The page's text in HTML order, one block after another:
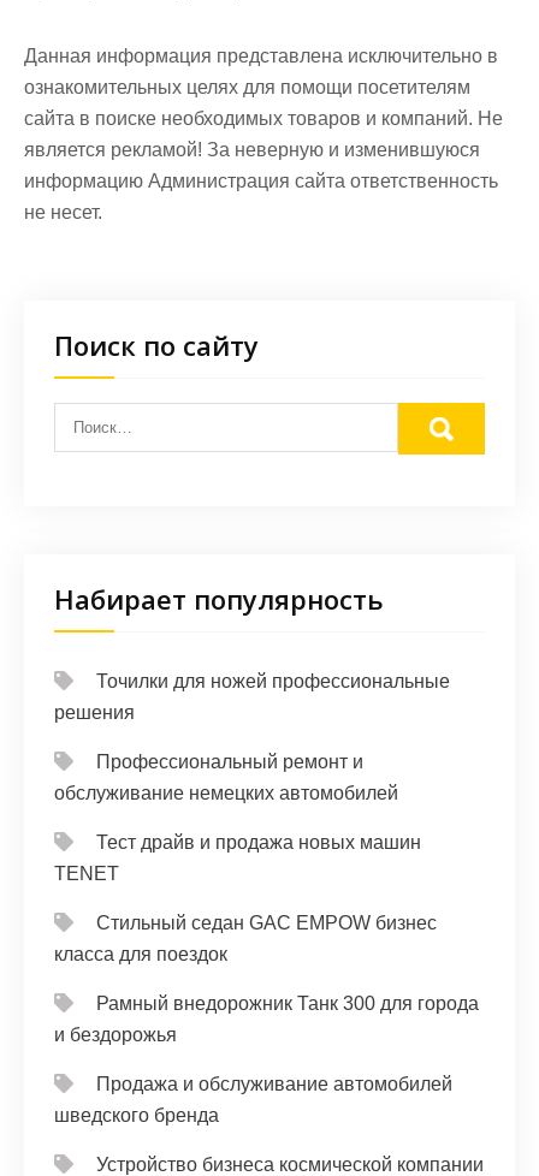
Данная информация представлена исключительно в
ознакомительных целях для помощи посетителям
сайта в поиске необходимых товаров и компаний. Не
является рекламой! За неверную и изменившуюся
информацию Администрация сайта ответственность
не несет.
Поиск по сайту
Набирает популярность
Точилки для ножей профессиональные
решения
Профессиональный ремонт и
обслуживание немецких автомобилей
Тест драйв и продажа новых машин
TENET
Стильный седан GAC EMPOW бизнес
класса для поездок
Рамный внедорожник Танк 300 для города
и бездорожья
Продажа и обслуживание автомобилей
шведского бренда
Устройство бизнеса космической компании